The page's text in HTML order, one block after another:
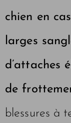
chien en
larges
d’attaches
de
blessures à